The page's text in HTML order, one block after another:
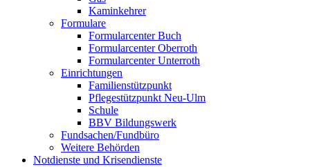
Kaminkehrer
Formulare
Formularcenter Buch
Formularcenter Oberroth
Formularcenter Unterroth
Einrichtungen
Familienstützpunkt
Pflegestützpunkt Neu-Ulm
Schule
BBV Bildungswerk
Fundsachen/Fundbüro
Weitere Behörden
Notdienste und Krisendienste